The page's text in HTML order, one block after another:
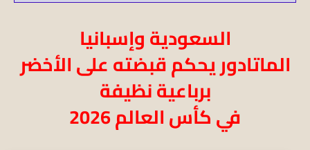
السعودية وإسبانيا
الماتادور يحكم قبضته على الأخضر
برباعية نظيفة
في كأس العالم 2026